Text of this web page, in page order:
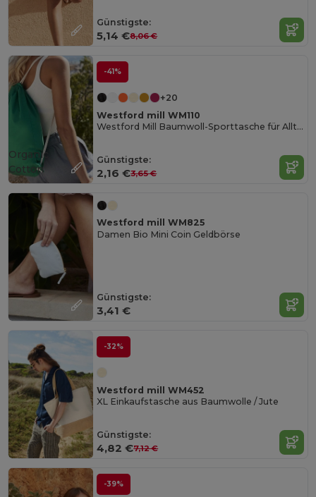
Günstigste:
5,14 €8,06 €
-41%
+20
Westford mill WM110
Westford Mill Baumwoll-Sporttasche für Alltag und Freizeit
Günstigste:
2,16 €3,65 €
Organic
Cotton
Westford mill WM825
Damen Bio Mini Coin Geldbörse
Günstigste:
3,41 €
-32%
Westford mill WM452
XL Einkaufstasche aus Baumwolle / Jute
Günstigste:
4,82 €7,12 €
-39%